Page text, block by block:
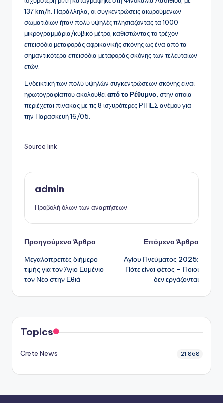
137 km/h. Παράλληλα, οι συγκεντρώσεις αιωρούμενων
σωματιδίων ήταν πολύ υψηλές πλησιάζοντας τα 1000
μικρογραμμάρια/κυβικό μέτρο, καθιστώντας το τρέχον
επεισόδιο μεταφοράς αφρικανικής σκόνης ως ένα από τα
σημαντικότερα επεισόδια μεταφοράς σκόνης των τελευταίων
ετών.
Ενδεικτική των πολύ υψηλών συγκεντρώσεων σκόνης είναι
ηφωτογραφίαπου ακολουθείαπό το Ρέθυμνο, στην οποία
περιέχεται πίνακας με τις 8 ισχυρότερες ΡΙΠΕΣ ανέμου για
την Παρασκευή 16/05.
Source link
admin
Προβολή όλων των αναρτήσεων
Πλοήγηση
δημοσιεύσεων
Προηγούμενο Άρθρο
Μεγαλοπρεπές διήμερο
τιμής για τον Άγιο Ευμένιο
τον Νέο στην Εθιά
Επόμενο Άρθρο
Αγίου Πνεύματος 2025:
Πότε είναι φέτος – Ποιοι
δεν εργάζονται
Topics
Crete News 21,868